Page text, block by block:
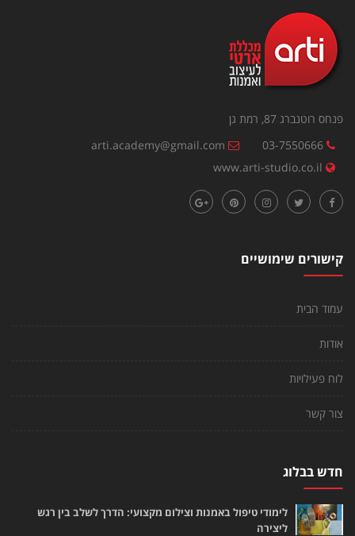
פנחס רוטנברג 87, רמת גן
03-7550666
arti.academy@gmail.com
www.arti-studio.co.il
קישורים שימושיים
עמוד הבית
אודות
לוח פעילויות
צור קשר
חדש בבלוג
לימודי טיפול באמנות וצילום מקצועי: הדרך לשלב בין רגש
ליצירה